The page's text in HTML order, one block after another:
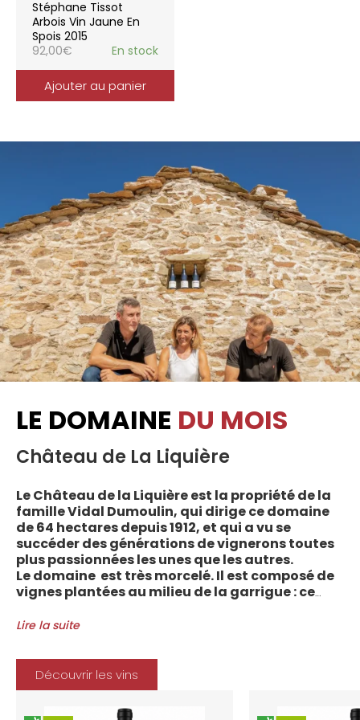
Stéphane Tissot
Arbois Vin Jaune En
Spois 2015
92,00€ En stock
Ajouter au panier
LE DOMAINE DU MOIS
Château de La Liquière
Le Château de la Liquière est la propriété de la
famille Vidal Dumoulin, qui dirige ce domaine
de 64 hectares depuis 1912, et qui a vu se
succéder des générations de vignerons toutes
plus passionnées les unes que les autres.
Le domaine est très morcelé. Il est composé de
vignes plantées au milieu de la garrigue : ce
entre les villages d’Autignac, Caussiniojouls,
l’Appellation. La grande majorité des parcelles,
sur sols de schistes, font face au sud, à la
Méditerranée.
Le vignoble du Château de la Liquière est
Lire la suite
Découvrir les vins